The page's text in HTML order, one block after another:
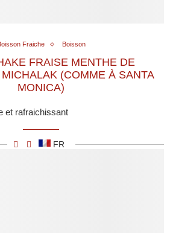
Fraiche Boisson
FRAISE MENTHE DE
(COMME À SANTA
MONICA)
et rafraichissant
FR